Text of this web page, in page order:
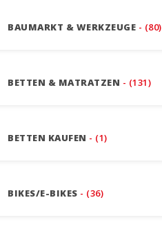
BAUMARKT & WERKZEUGE - (80)
BETTEN & MATRATZEN - (131)
BETTEN KAUFEN - (1)
BIKES/E-BIKES - (36)